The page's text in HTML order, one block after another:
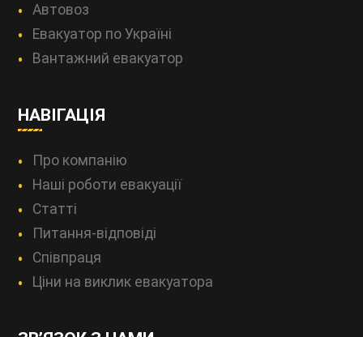
Автовоз
Евакуатор по Україні
Вантажний евакуатор
НАВІГАЦІЯ
Про компанію
Наші роботи евакуації
Статті
Питання-відповіді
Співпраця
Ціни на виклик евакуатора